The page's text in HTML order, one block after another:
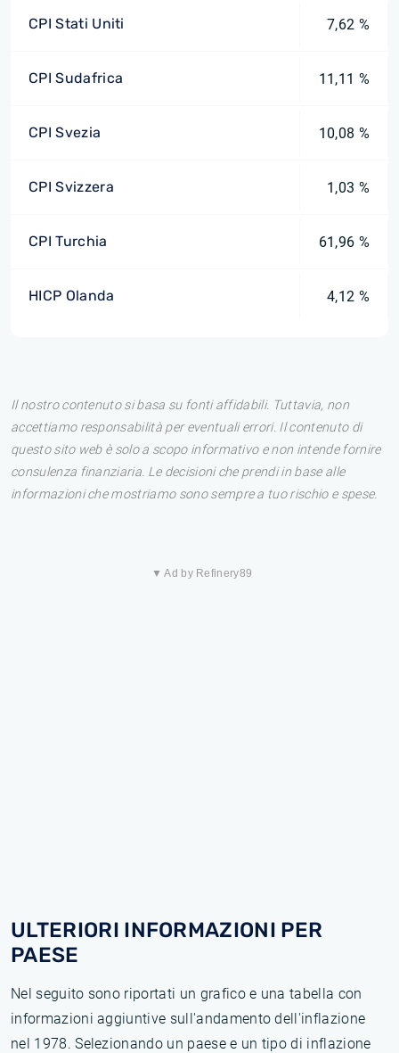
CPI Stati Uniti 7,62 %
CPI Sudafrica 11,11 %
CPI Svezia 10,08 %
CPI Svizzera 1,03 %
CPI Turchia 61,96 %
HICP Olanda 4,12 %
Il nostro contenuto si basa su fonti affidabili. Tuttavia, non
accettiamo responsabilità per eventuali errori. Il contenuto di
questo sito web è solo a scopo informativo e non intende fornire
consulenza finanziaria. Le decisioni che prendi in base alle
informazioni che mostriamo sono sempre a tuo rischio e spese.
▼ Ad by Refinery89
ULTERIORI INFORMAZIONI PER
PAESE
Nel seguito sono riportati un grafico e una tabella con
informazioni aggiuntive sull'andamento dell'inflazione
nel 1978. Selezionando un paese e un tipo di inflazione